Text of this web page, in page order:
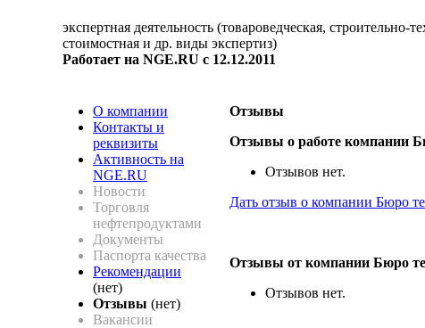
экспертная деятельность (товароведческая, строительно-
стоимостная и др. виды экспертиз)
Работает на NGE.RU с 12.12.2011
О компании
Контакты и
реквизиты
Активность на
NGE.RU
Новости
Торговля
нефтепродуктами
Документы
Паспорта качества
Рекомендации
(нет)
Отзывы (нет)
Вакансии
Отзывы
Отзывы о работе компании
Отзывов нет.
Дать отзыв о компании Бюро
Отзывы от компании Бюро
Отзывов нет.